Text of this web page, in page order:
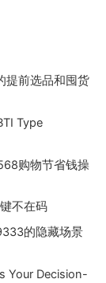
提前选品和囤货
Type
购物节省钱操
不在码
的隐藏场景
Your Decision-